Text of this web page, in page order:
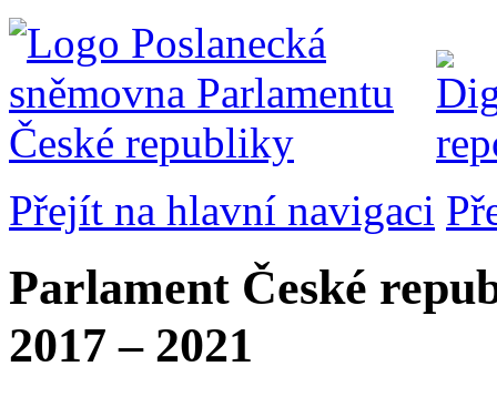
Přejít na hlavní navigaci
Parlament České
2017 – 2021